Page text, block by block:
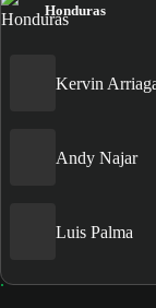
Honduras
Kervin
Andy Najar
Luis Palma